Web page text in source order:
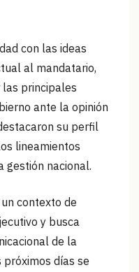
con las ideas
al mandatario,
principales
ante la opinión
su perfil
lineamientos
gestión nacional.
contexto de
y busca
de la
próximos días se